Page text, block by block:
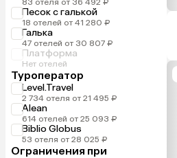
Песок с галькой
18 отелей от 41 280 ₽
Галька
47 отелей от 30 807 ₽
Платформа
Нет отелей
Туроператор
Level.Travel
2 734 отеля от 21 495 ₽
Alean
614 отелей от 25 093 ₽
Biblio Globus
53 отеля от 28 025 ₽
Ограничения при